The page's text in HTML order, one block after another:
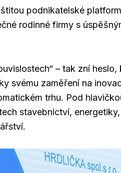
podnikatelské
rodinné firmy s
– tak zní
svému zaměření na
trhu. Pod
stavebnictví,